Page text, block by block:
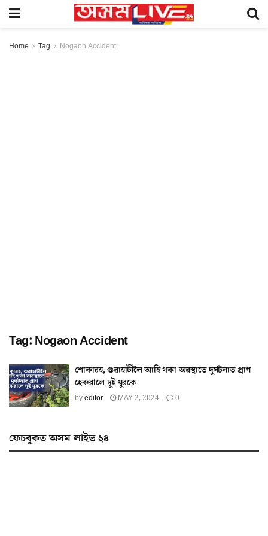
Home Tag Nogaon Accident
Tag: Nogaon Accident
শোকাৱহ, গুৱাহাটীলৈ আহি থকা অৱস্থাতে দুৰ্ঘটনাত প্ৰাণ
হেৰুৱালে দুই যুৱকে
byeditor MAY 2, 2024 0
ফেচবুকত অসম লাইভ ২৪